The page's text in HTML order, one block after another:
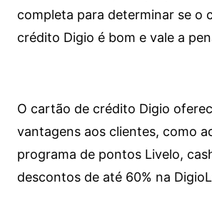
completa para determinar se o
crédito Digio é bom e vale a
O cartão de crédito Digio
vantagens aos clientes, como
programa de pontos Livelo,
descontos de até 60% na